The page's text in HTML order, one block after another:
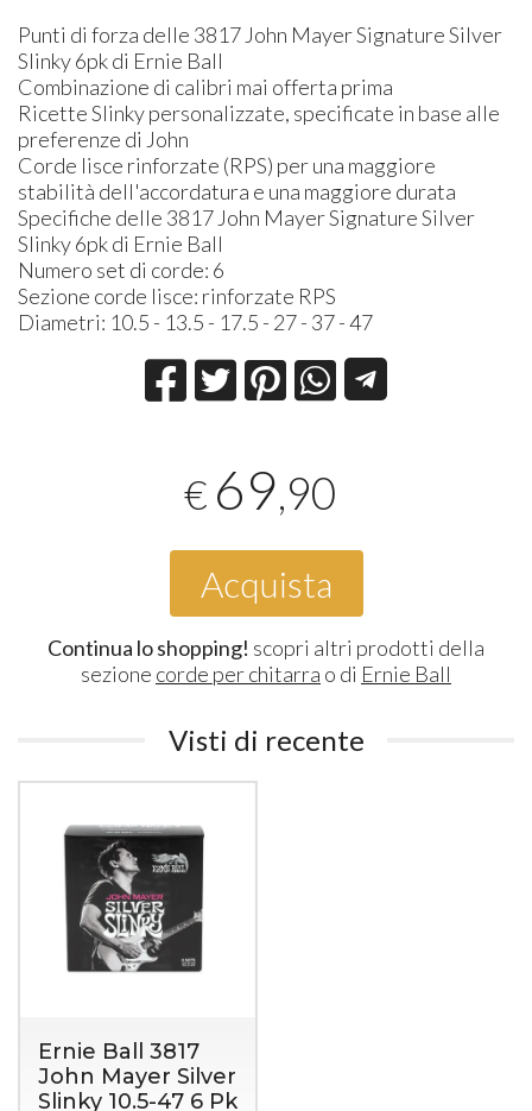
Punti di forza delle 3817 John Mayer Signature Silver
Slinky 6pk di Ernie Ball
Combinazione di calibri mai offerta prima
Ricette Slinky personalizzate, specificate in base alle
preferenze di John
Corde lisce rinforzate (RPS) per una maggiore
stabilità dell'accordatura e una maggiore durata
Specifiche delle 3817 John Mayer Signature Silver
Slinky 6pk di Ernie Ball
Numero set di corde: 6
Sezione corde lisce: rinforzate RPS
Diametri: 10.5 - 13.5 - 17.5 - 27 - 37 - 47
€ 69,90
Acquista
Continua lo shopping! scopri altri prodotti della
sezione corde per chitarra o di Ernie Ball
Visti di recente
Ernie Ball 3817
John Mayer Silver
Slinky 10.5-47 6 Pk